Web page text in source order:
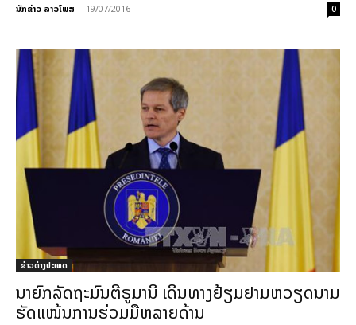
ນັກຂ່າວ ລາວໂພສ - 19/07/2016 0
ຂ່າວຕ່າງປະເທດ
ນາຍົກລັດຖະມົນຕີຣູມານີ ເດີນທາງຢ້ຽມຢາມຫວຽດນາມ
ຮັດແໜ້ນການຮ່ວມມືຫລາຍດ້ານ